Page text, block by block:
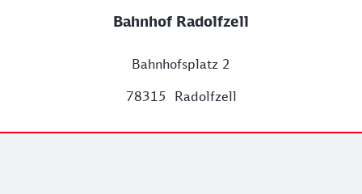
Bahnhof Radolfzell
Bahnhofsplatz 2
78315 Radolfzell